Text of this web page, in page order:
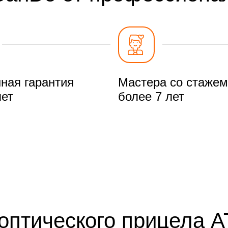
гарантия
Мастера со стажем
более 7 лет
прицела